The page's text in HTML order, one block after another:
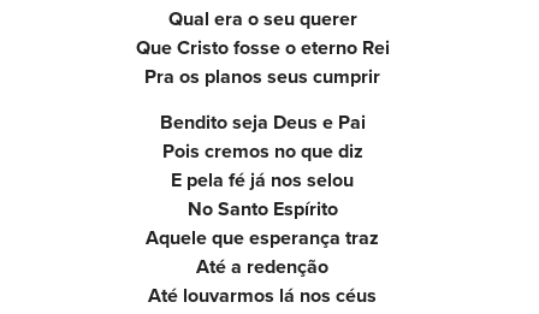
Qual era o seu querer
Que Cristo fosse o eterno Rei
Pra os planos seus cumprir
Bendito seja Deus e Pai
Pois cremos no que diz
E pela fé já nos selou
No Santo Espírito
Aquele que esperança traz
Até a redenção
Até louvarmos lá nos céus